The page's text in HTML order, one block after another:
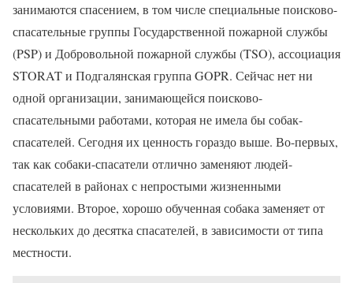
занимаются спасением, в том числе специальные поисково-
спасательные группы Государственной пожарной службы
(PSP) и Добровольной пожарной службы (TSO), ассоциация
STORAT и Подгалянская группа GOPR. Сейчас нет ни
одной организации, занимающейся поисково-
спасательными работами, которая не имела бы собак-
спасателей. Сегодня их ценность гораздо выше. Во-первых,
так как собаки-спасатели отлично заменяют людей-
спасателей в районах с непростыми жизненными
условиями. Второе, хорошо обученная собака заменяет от
нескольких до десятка спасателей, в зависимости от типа
местности.